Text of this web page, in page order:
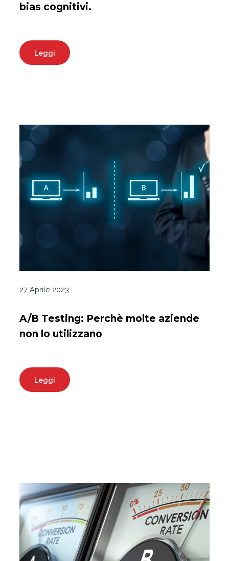
bias cognitivi.
Leggi
27 Aprile 2023
A/B Testing: Perchè molte aziende
non lo utilizzano
Leggi